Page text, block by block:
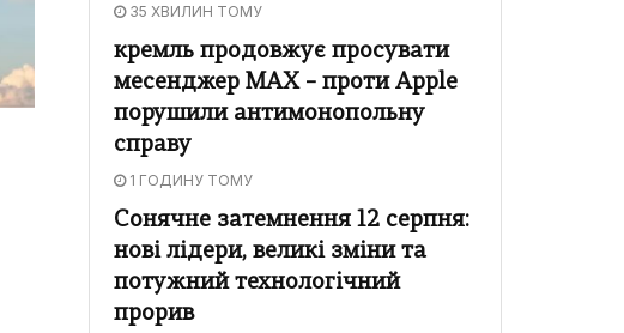
35 ХВИЛИН ТОМУ
кремль продовжує просувати
месенджер MAX – проти Apple
порушили антимонопольну
справу
1 ГОДИНУ ТОМУ
Сонячне затемнення 12 серпня:
нові лідери, великі зміни та
потужний технологічний
прорив